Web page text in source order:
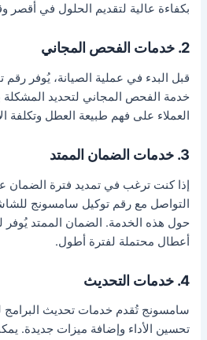
بكفاءة عالية لتقديم الحلول في
2. خدمات الفحص المجاني
قبل البدء في عملية الصيانة، يُوفر
خدمة الفحص المجاني لتحديد المشكلة
العملاء على فهم طبيعة العطل وتكلفة
3. خدمات الضمان الممتد
إذا كنت ترغب في تمديد فترة
التواصل مع رقم توكيل سامسونج
حول هذه الخدمة. الضمان الممتد يُوفر
أعطال محتملة لفترة أطول.
4. خدمات التحديث
سامسونج تُقدم خدمات تحديث البرامج
تحسين الأداء وإضافة ميزات جديدة.